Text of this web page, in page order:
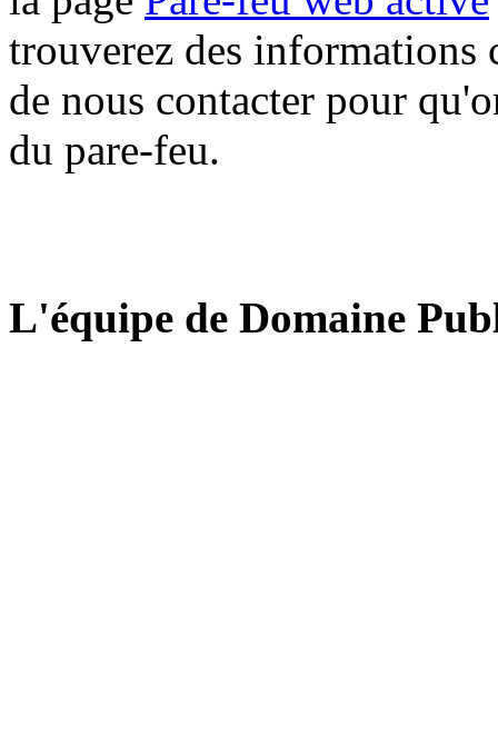
trouverez des informations
de nous contacter pour
du pare-feu.
L'équipe de Domaine